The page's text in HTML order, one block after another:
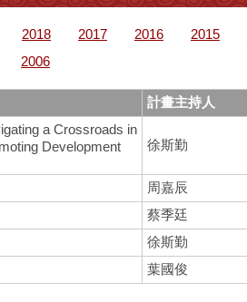
2018 2017 2016 2015
2006
計畫主持人
a Crossroads in
Development
徐斯勤
周嘉辰
蔡季廷
徐斯勤
葉國俊